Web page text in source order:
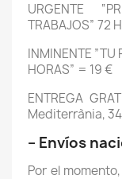
URGENTE
TRABAJOS” 72
INMINENTE ”TU
HORAS” = 19 €
ENTREGA
Mediterrània,
– Envíos
Por el